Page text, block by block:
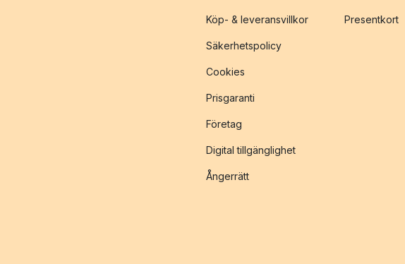
Köp- & leveransvillkor
Säkerhetspolicy
Cookies
Prisgaranti
Företag
Digital tillgänglighet
Ångerrätt
Presentkort